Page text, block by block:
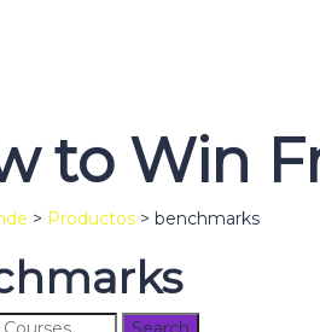
to Win
> Productos > benchmarks